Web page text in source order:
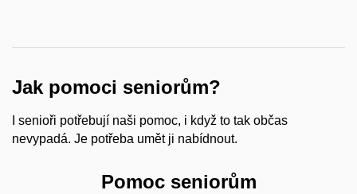
Jak pomoci seniorům?
I senioři potřebují naši pomoc, i když to tak občas
nevypadá. Je potřeba umět ji nabídnout.
Pomoc seniorům